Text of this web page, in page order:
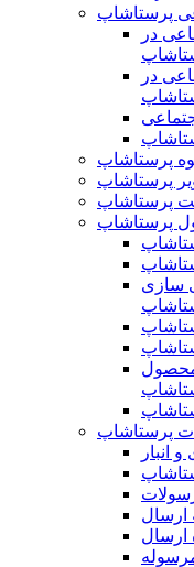
پرستاشاپ
در
در
پرستاشاپ
پرستاشاپ
پرستاشاپ
پرستاشاپ
سازی
پرستاشاپ
انبار
ارسال
ارسال